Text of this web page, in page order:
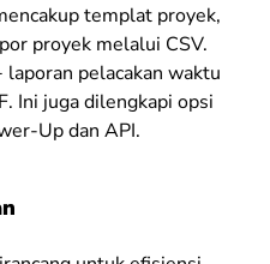
templat proyek,
proyek melalui CSV.
pelacakan waktu
Ini juga dilengkapi opsi
Up dan API.